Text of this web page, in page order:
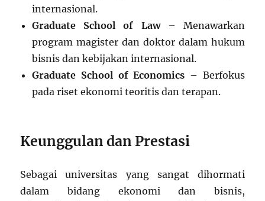
internasional.
Graduate School of Law– Menawarkan
program magister dan doktor dalam hukum
bisnis dan kebijakan internasional.
Graduate School of Economics – Berfokus
pada riset ekonomi teoritis dan terapan.
Keunggulan dan Prestasi
Sebagai universitas yang sangat dihormati
dalam bidang ekonomi dan bisnis,